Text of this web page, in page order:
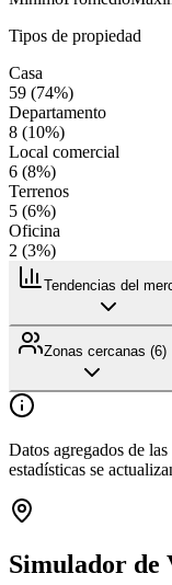
Tipos de propiedad
Casa
59 (74%)
Departamento
8 (10%)
Local comercial
6 (8%)
Terrenos
5 (6%)
Oficina
2 (3%)
Tendencias del
Zonas cercanas (6)
Datos agregados de
estadísticas se
Simulador de